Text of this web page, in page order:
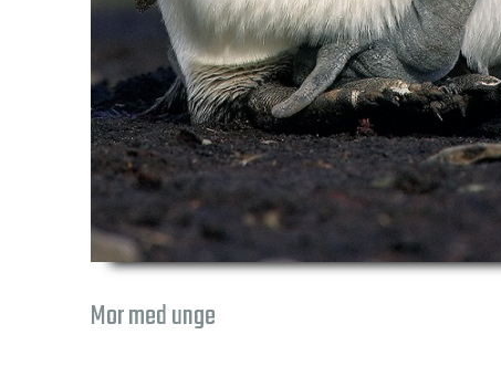
Mor med unge